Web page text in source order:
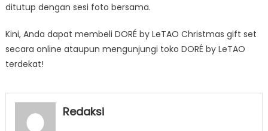
ditutup dengan sesi foto bersama.
Kini, Anda dapat membeli DORÉ by LeTAO Christmas gift set
secara online ataupun mengunjungi toko DORÉ by LeTAO
terdekat!
Redaksi